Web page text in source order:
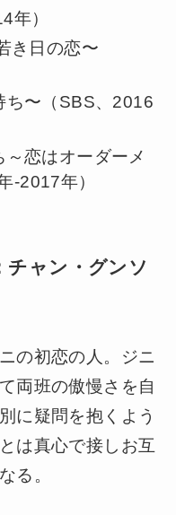
年）
き日の恋〜
ち〜（SBS、2016
～恋はオーダーメ
-2017年）
チャン・グンソ
の初恋の人。ジニ
両班の傲慢さを自
に疑問を抱くよう
は真心で接しお互
る。